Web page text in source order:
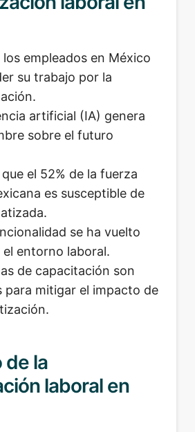
los empleados en México
su trabajo por la
artificial (IA) genera
sobre el futuro
el 52% de la fuerza
es susceptible de
se ha vuelto
el entorno laboral.
de capacitación son
para mitigar el impacto de
de la
laboral en